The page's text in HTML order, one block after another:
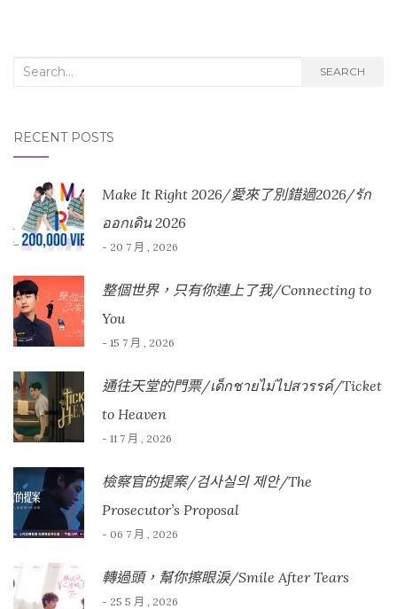
Search for: SEARCH
RECENT POSTS
Make It Right 2026/愛來了別錯過2026/รัก
ออกเดิน 2026
- 20 7 月 , 2026
整個世界，只有你連上了我/Connecting to
You
- 15 7 月 , 2026
通往天堂的門票/เด็กชายไม่ไปสวรรค์/Ticket
to Heaven
- 11 7 月 , 2026
檢察官的提案/검사실의 제안/The
Prosecutor’s Proposal
- 06 7 月 , 2026
轉過頭，幫你擦眼淚/Smile After Tears
- 25 5 月 , 2026